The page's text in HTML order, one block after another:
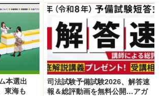
本選出
東海も
司法試験予備試験2026、解答速
報＆総評動画を無料公開…アガ